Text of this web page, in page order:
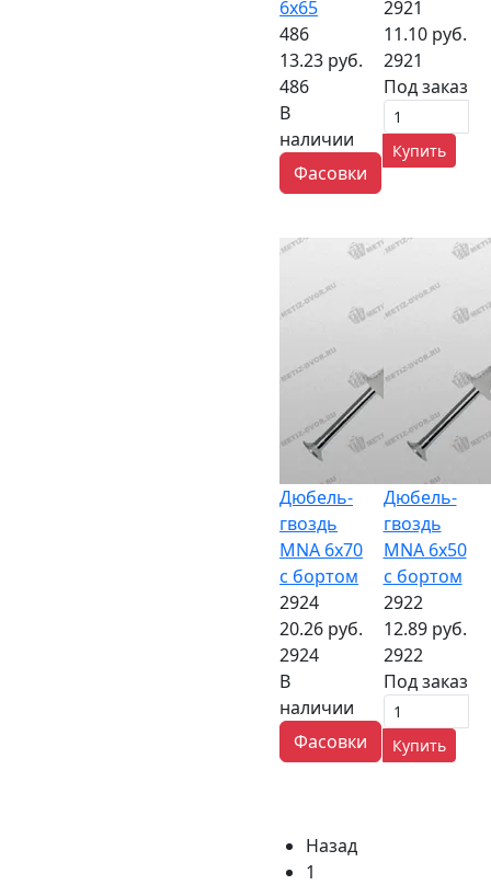
6х65
486
13.23 руб.
486
В
наличии
Фасовки
2921
11.10 руб.
2921
Под заказ
Купить
Дюбель-
гвоздь
MNA 6х70
с бортом
2924
20.26 руб.
2924
В
наличии
Фасовки
Дюбель-
гвоздь
MNA 6х50
с бортом
2922
12.89 руб.
2922
Под заказ
Купить
Назад
1